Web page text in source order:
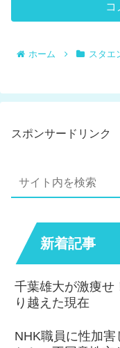
コ
ホーム スタエ
スポンサードリンク
新着記事
千葉雄大が激痩せ
り越えた現在
NHK職員に性加